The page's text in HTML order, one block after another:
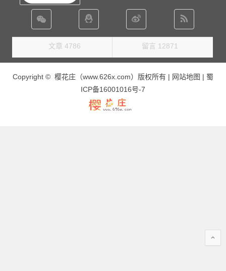
文章 4786 留言 12871
Copyright © 樱花庄（www.626x.com）版权所有 | 网站地图 | 蜀
ICP备16001016号-7